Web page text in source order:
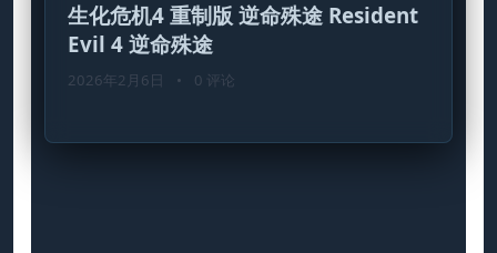
生化危机4 重制版 逆命殊途 Resident
Evil 4 逆命殊途
2026年2月6日 • 0 评论